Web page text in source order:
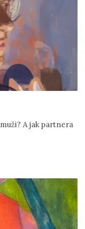
A jak partnera